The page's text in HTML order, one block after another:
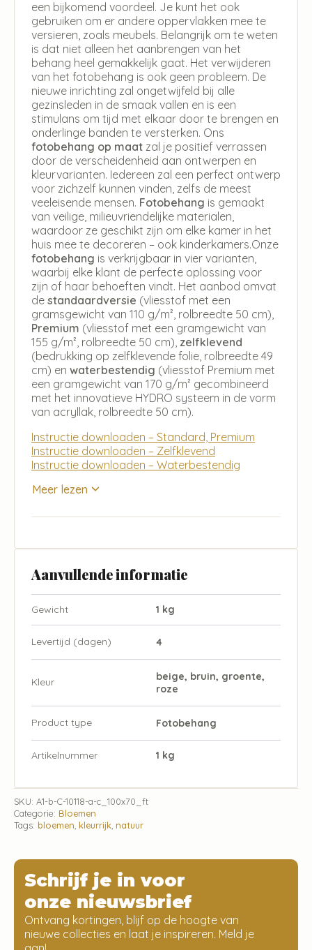
een bijkomend voordeel. Je kunt het ook
gebruiken om er andere oppervlakken mee te
versieren, zoals meubels. Belangrijk om te weten
is dat niet alleen het aanbrengen van het
behang heel gemakkelijk gaat. Het verwijderen
van het fotobehang is ook geen probleem. De
nieuwe inrichting zal ongetwijfeld bij alle
gezinsleden in de smaak vallen en is een
stimulans om tijd met elkaar door te brengen en
onderlinge banden te versterken. Ons
fotobehang op maat zal je positief verrassen
door de verscheidenheid aan ontwerpen en
kleurvarianten. Iedereen zal een perfect ontwerp
voor zichzelf kunnen vinden, zelfs de meest
veeleisende mensen. Fotobehang is gemaakt
van veilige, milieuvriendelijke materialen,
waardoor ze geschikt zijn om elke kamer in het
huis mee te decoreren – ook kinderkamers.Onze
fotobehang is verkrijgbaar in vier varianten,
waarbij elke klant de perfecte oplossing voor
zijn of haar behoeften vindt. Het aanbod omvat
de standaardversie (vliesstof met een
gramsgewicht van 110 g/m², rolbreedte 50 cm),
Premium (vliesstof met een gramgewicht van
155 g/m², rolbreedte 50 cm), zelfklevend
(bedrukking op zelfklevende folie, rolbreedte 49
cm) en waterbestendig (vliesstof Premium met
een gramgewicht van 170 g/m² gecombineerd
met het innovatieve HYDRO systeem in de vorm
van acryllak, rolbreedte 50 cm).
Instructie downloaden – Standard, Premium
Instructie downloaden – Zelfklevend
Instructie downloaden – Waterbestendig
Meer lezen
Aanvullende informatie
Gewicht 1 kg
Levertijd (dagen) 4
Kleur
beige, bruin, groente,
roze
Product type Fotobehang
Artikelnummer 1 kg
SKU: A1-b-C-10118-a-c_100x70_ft
Categorie: Bloemen
Tags: bloemen kleurrijk natuur
Schrijf je in voor
onze nieuwsbrief
Ontvang kortingen, blijf op de hoogte van
nieuwe collecties en laat je inspireren. Meld je